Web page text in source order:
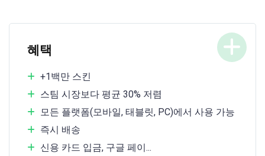
혜택
+1백만 스킨
스팀 시장보다 평균 30% 저렴
모든 플랫폼(모바일, 태블릿, PC)에서 사용 가능
즉시 배송
신용 카드 입금, 구글 페이...